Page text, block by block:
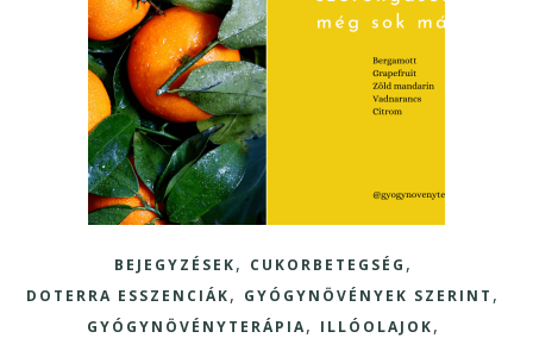
BEJEGYZÉSEK, CUKORBETEGSÉG ,
DOTERRA ESSZENCIÁK, GYÓGYNÖVÉNYEK SZERINT ,
GYÓGYNÖVÉNYTERÁPIA, ILLÓOLAJOK,